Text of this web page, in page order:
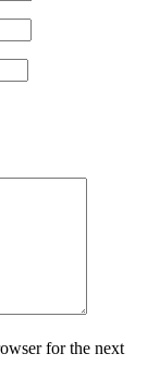
for the next